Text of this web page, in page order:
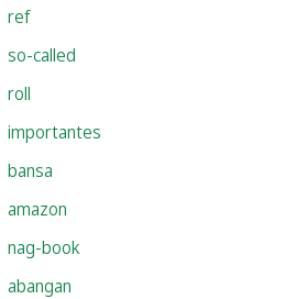
ref
so-called
roll
importantes
bansa
amazon
nag-book
abangan